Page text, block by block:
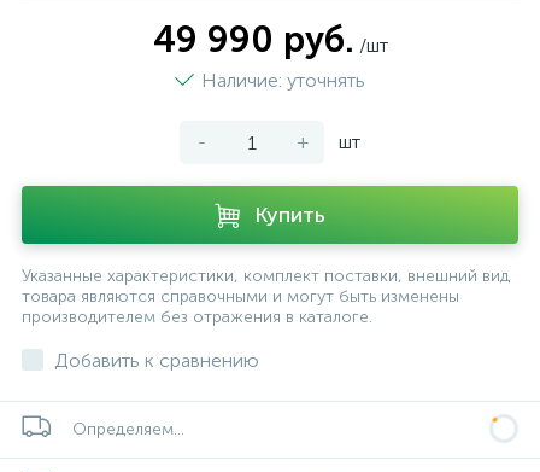
49 990 руб. /шт
Наличие: уточнять
- + шт
Купить
Указанные характеристики, комплект поставки, внешний вид
товара являются справочными и могут быть изменены
производителем без отражения в каталоге.
Добавить к сравнению
Определяем...